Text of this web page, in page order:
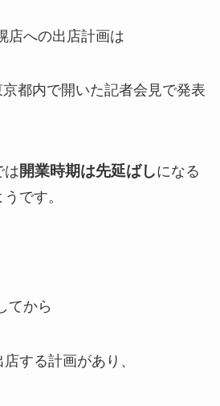
店への出店計画は
都内で開いた記者会見で発表
は 開業時期は先延ばしになる
です。
てから
する計画があり、